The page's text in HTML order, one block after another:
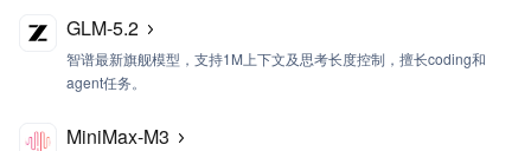
GLM-5.2
智谱最新旗舰模型，支持1M上下文及思考长度控制，擅长coding和
agent任务。
MiniMax-M3